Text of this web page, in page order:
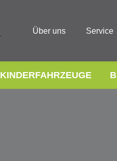
Über uns Service
KINDERFAHRZEUGE